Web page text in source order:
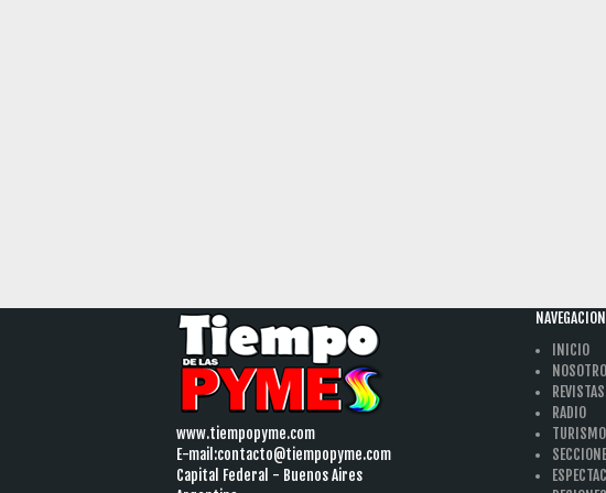
www.tiempopyme.com
E-mail:contacto@tiempopyme.com
Capital Federal - Buenos Aires
NAVEGACION
INICIO
RADIO
TURISMO